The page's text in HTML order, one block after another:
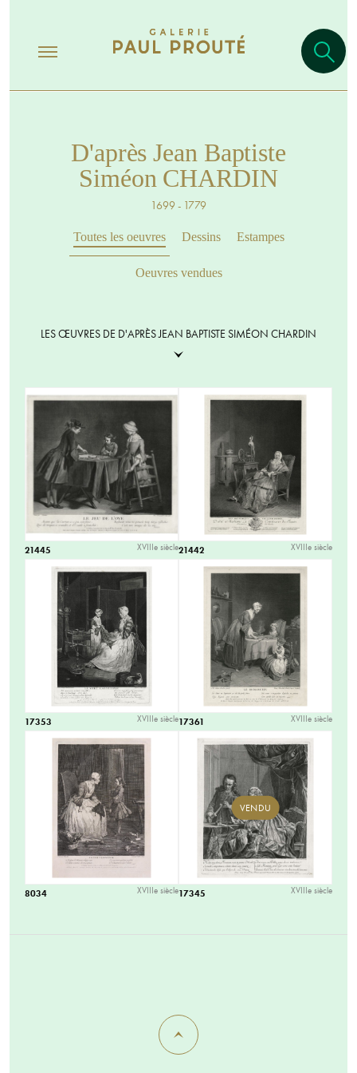
D'après Jean Baptiste
Siméon CHARDIN
1699 - 1779
Toutes les oeuvres Dessins Estampes
Oeuvres vendues
LES ŒUVRES DE D'APRÈS JEAN BAPTISTE SIMÉON CHARDIN
21445 XVIIIe siècle21442 XVIIIe siècle
17353 XVIIIe siècle17361 XVIIIe siècle
8034 XVIIIe siècle
VENDU
17345 XVIIIe siècle